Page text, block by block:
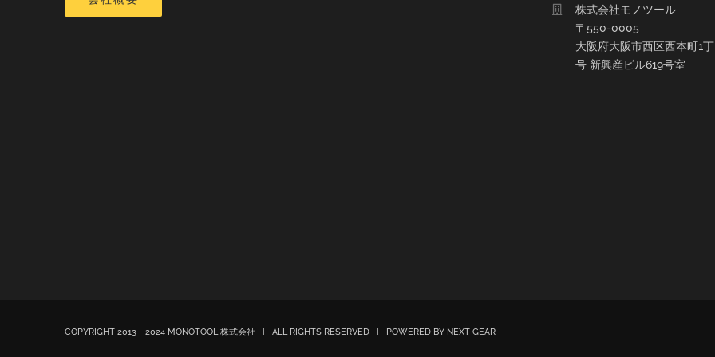
株式会社モノツール
〒550-0005
大阪府大阪市西区西本町1
号 新興産ビル619号室
COPYRIGHT 2013 - 2024 MONOTOOL 株式会社 | ALL RIGHTS RESERVED | POWERED BY NEXT GEAR